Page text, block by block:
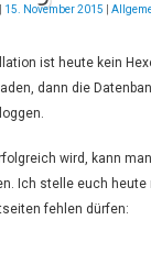
15. November 2015
ist heute kein
dann die
wird, kann
Ich stelle euch heute
fehlen dürfen: